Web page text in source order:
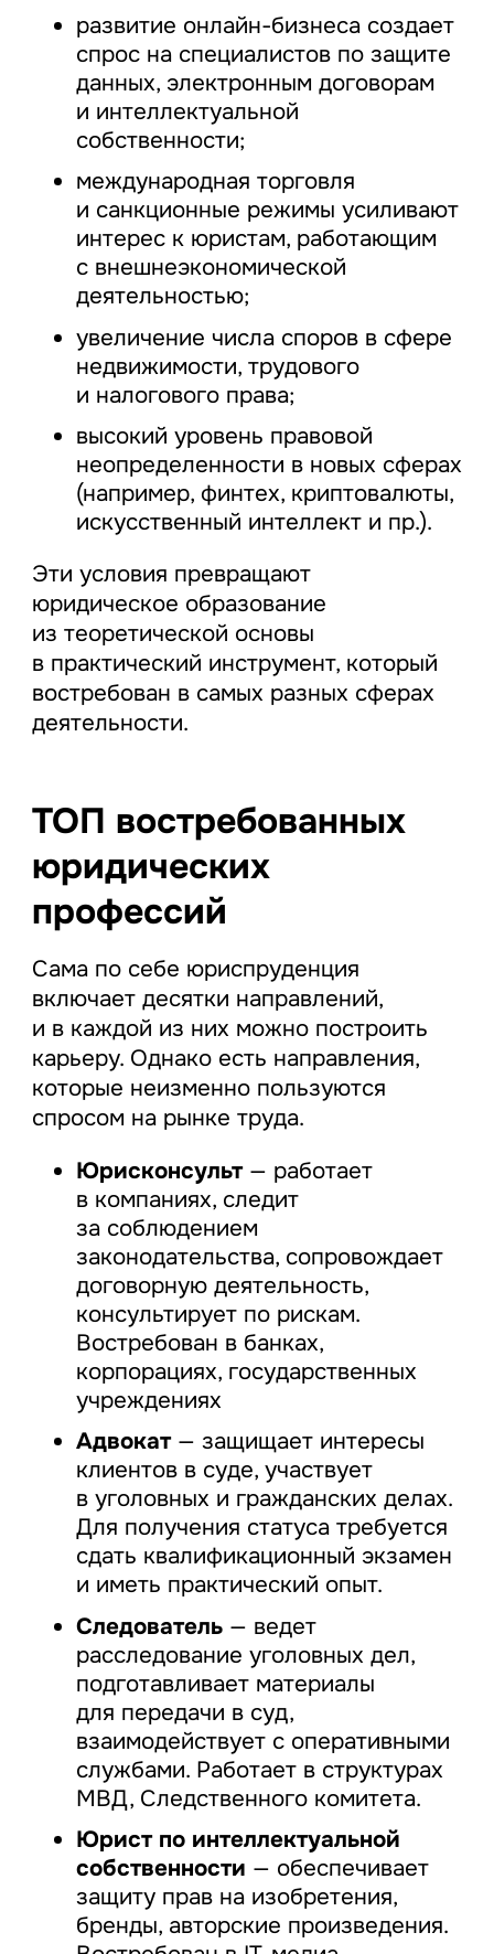
развитие онлайн-бизнеса создает
спрос на специалистов по защите
данных, электронным договорам
и интеллектуальной
собственности;
международная торговля
и санкционные режимы усиливают
интерес к юристам, работающим
с внешнеэкономической
деятельностью;
увеличение числа споров в сфере
недвижимости, трудового
и налогового права;
высокий уровень правовой
неопределенности в новых сферах
(например, финтех, криптовалюты,
искусственный интеллект и пр.).
Эти условия превращают
юридическое образование
из теоретической основы
в практический инструмент, который
востребован в самых разных сферах
деятельности.
ТОП востребованных
юридических
профессий
Сама по себе юриспруденция
включает десятки направлений,
и в каждой из них можно построить
карьеру. Однако есть направления,
которые неизменно пользуются
спросом на рынке труда.
Юрисконсульт— работает
в компаниях, следит
за соблюдением
законодательства, сопровождает
договорную деятельность,
консультирует по рискам.
Востребован в банках,
корпорациях, государственных
учреждениях
Адвокат— защищает интересы
клиентов в суде, участвует
в уголовных и гражданских делах.
Для получения статуса требуется
сдать квалификационный экзамен
и иметь практический опыт.
Следователь— ведет
расследование уголовных дел,
подготавливает материалы
для передачи в суд,
взаимодействует с оперативными
службами. Работает в структурах
МВД, Следственного комитета.
Юрист по интеллектуальной
собственности — обеспечивает
защиту прав на изобретения,
бренды, авторские произведения.